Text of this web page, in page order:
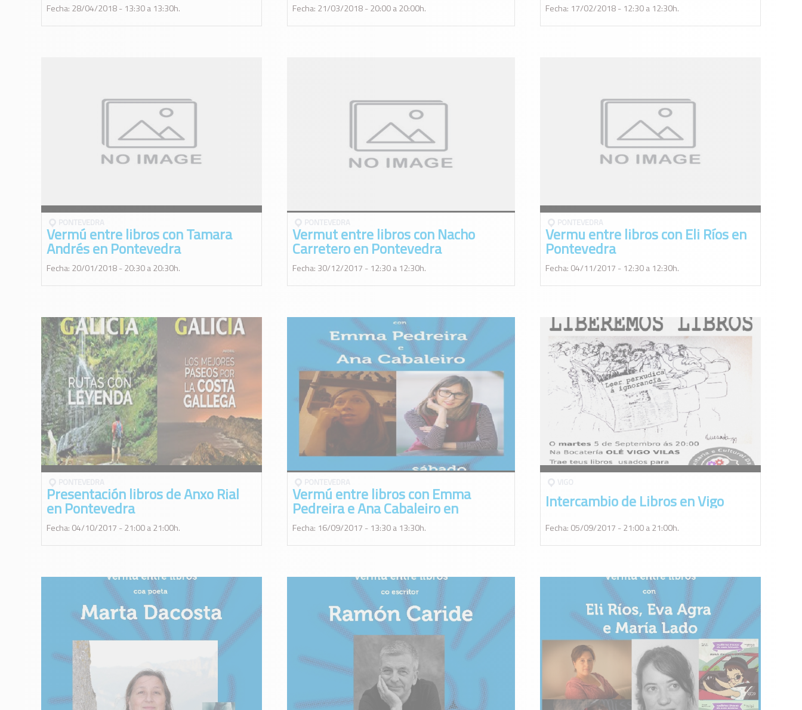
Fecha: 28/04/2018 - 13:30 a 13:30h. Fecha: 21/03/2018 - 20:00 a 20:00h. Fecha: 17/02/2018 - 12:30 a 12:30h.
Vermú entre libros con Tamara
Andrés en Pontevedra
Fecha: 20/01/2018 - 20:30 a 20:30h.
PONTEVEDRA
Vermut entre libros con Nacho
Carretero en Pontevedra
Fecha: 30/12/2017 - 12:30 a 12:30h.
PONTEVEDRA
Vermu entre libros con Eli Ríos en
Pontevedra
Fecha: 04/11/2017 - 12:30 a 12:30h.
Presentación libros de Anxo Rial
en Pontevedra
Fecha: 04/10/2017 - 21:00 a 21:00h.
PONTEVEDRA
Vermú entre libros con Emma
Pedreira e Ana Cabaleiro en
Pontevedra
Fecha: 16/09/2017 - 13:30 a 13:30h.
VIGO
Intercambio de Libros en Vigo
Fecha: 05/09/2017 - 21:00 a 21:00h.